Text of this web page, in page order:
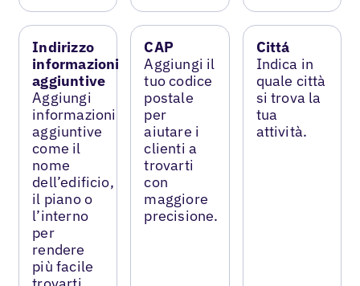
Indirizzo
informazioni
aggiuntive
Aggiungi
informazioni
aggiuntive
come il
nome
dell’edificio,
il piano o
l’interno
per
rendere
più facile
CAP
Aggiungi il
tuo codice
postale
per
aiutare i
clienti a
trovarti
con
maggiore
precisione.
Cittá
Indica in
quale città
si trova la
tua
attività.